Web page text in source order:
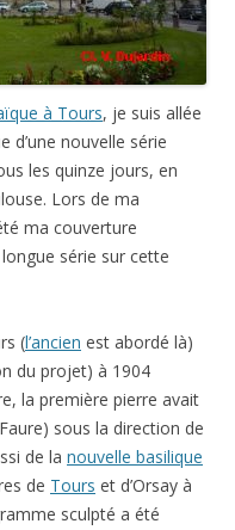
à Tours, je suis allée
d’une nouvelle série
les quinze jours, en
Lors de ma
ma couverture
série sur cette
(l’ancien est abordé là)
du projet) à 1904
la première pierre avait
sous la direction de
de la nouvelle basilique
de Tours et d’Orsay à
sculpté a été